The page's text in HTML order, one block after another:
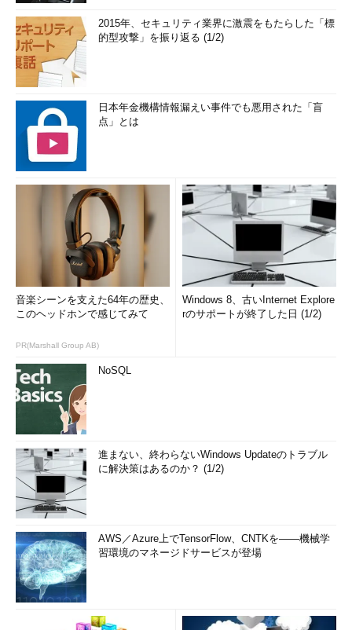
2015年、セキュリティ業界に激震をもたらした「標
的型攻撃」を振り返る (1/2)
日本年金機構情報漏えい事件でも悪用された「盲
点」とは
音楽シーンを支えた64年の歴史、
このヘッドホンで感じてみて
PR(Marshall Group AB)
Windows 8、古いInternet Explore
rのサポートが終了した日 (1/2)
NoSQL
進まない、終わらないWindows Updateのトラブル
に解決策はあるのか？ (1/2)
AWS／Azure上でTensorFlow、CNTKを――機械学
習環境のマネージドサービスが登場